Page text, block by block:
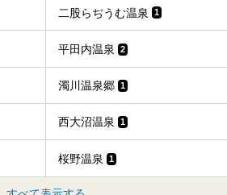
二股らぢうむ温泉 1
平田内温泉 2
濁川温泉郷 1
西大沼温泉 1
桜野温泉 1